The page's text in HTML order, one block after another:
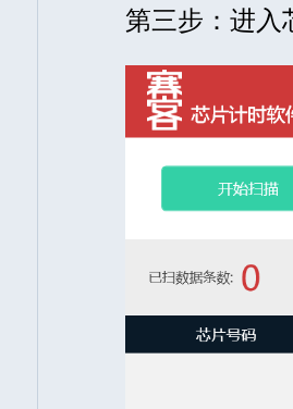
第三步：进入